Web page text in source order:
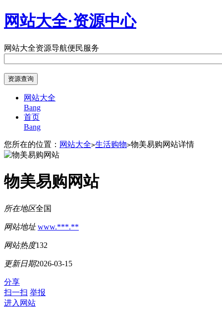
网站大全·资源中心
网站大全资源导航便民服务
网站大全
Bang
首页
Bang
您所在的位置： 网站大全>生活购物>物美易购网站详情
物美易购网站
所在地区全国
网站地址 www.***.**
网站热度132
更新日期2026-03-15
分享
扫一扫 举报
进入网站